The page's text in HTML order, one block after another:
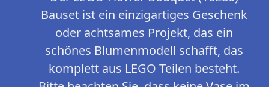
Bauset ist ein einzigartiges Geschenk
oder achtsames Projekt, das ein
schönes Blumenmodell schafft, das
komplett aus LEGO Teilen besteht.